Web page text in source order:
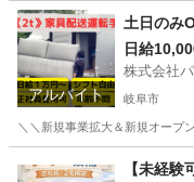
岐阜 岐阜市 配送
アルバイト
土日のみ
日給
株式会社
岐阜市
＼＼新規事業拡大＆新規オープ
ドライバ
【未経